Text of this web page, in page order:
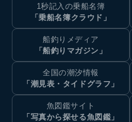
1秒記入の乗船名簿
「乗船名簿クラウド」
船釣りメディア
「船釣りマガジン」
全国の潮汐情報
「潮見表・タイドグラフ」
魚図鑑サイト
「写真から探せる魚図鑑」